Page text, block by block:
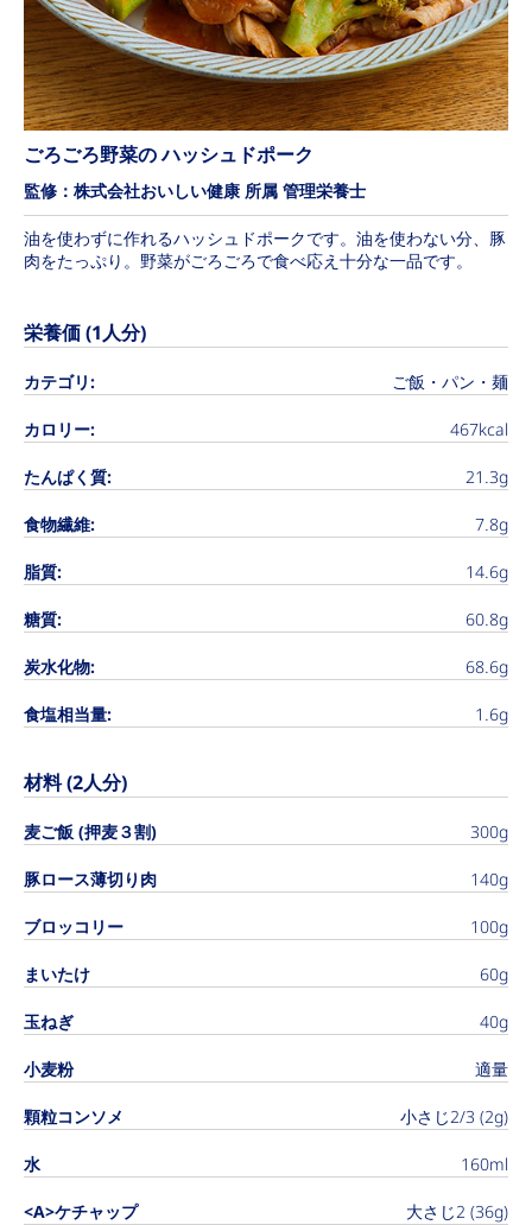
ごろごろ野菜の ハッシュドポーク
監修：株式会社おいしい健康 所属 管理栄養士
油を使わずに作れるハッシュドポークです。油を使わない分、豚
肉をたっぷり。野菜がごろごろで食べ応え十分な一品です。
栄養価 (1人分)
カテゴリ:
ご飯・パン・麺
カロリー:
467kcal
たんぱく質:
21.3g
食物繊維:
7.8g
脂質:
14.6g
糖質:
60.8g
炭水化物:
68.6g
食塩相当量:
1.6g
材料 (2人分)
麦ご飯 (押麦３割)
300g
豚ロース薄切り肉
140g
ブロッコリー
100g
まいたけ
60g
玉ねぎ
40g
小麦粉
適量
顆粒コンソメ
小さじ2/3 (2g)
水
160ml
<A>ケチャップ
大さじ2 (36g)